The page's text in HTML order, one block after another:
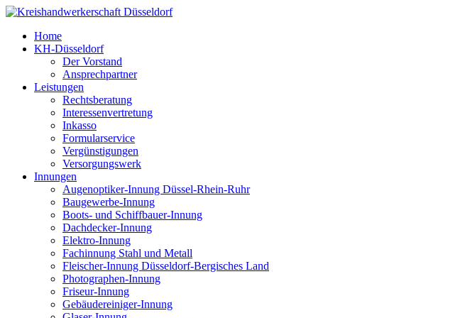
Home
KH-Düsseldorf
Der Vorstand
Ansprechpartner
Leistungen
Rechtsberatung
Interessenvertretung
Inkasso
Formularservice
Vergünstigungen
Versorgungswerk
Innungen
Augenoptiker-Innung Düssel-Rhein-Ruhr
Baugewerbe-Innung
Boots- und Schiffbauer-Innung
Dachdecker-Innung
Elektro-Innung
Fachinnung Stahl und Metall
Fleischer-Innung Düsseldorf-Bergisches Land
Photographen-Innung
Friseur-Innung
Gebäudereiniger-Innung